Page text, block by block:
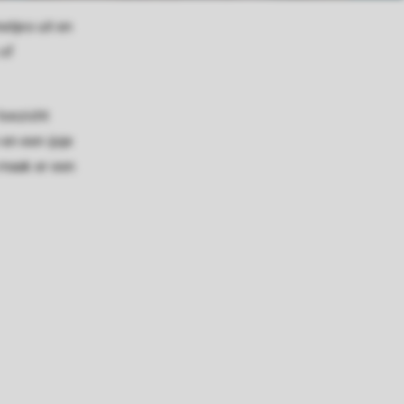
uit en
een ijsje
er een